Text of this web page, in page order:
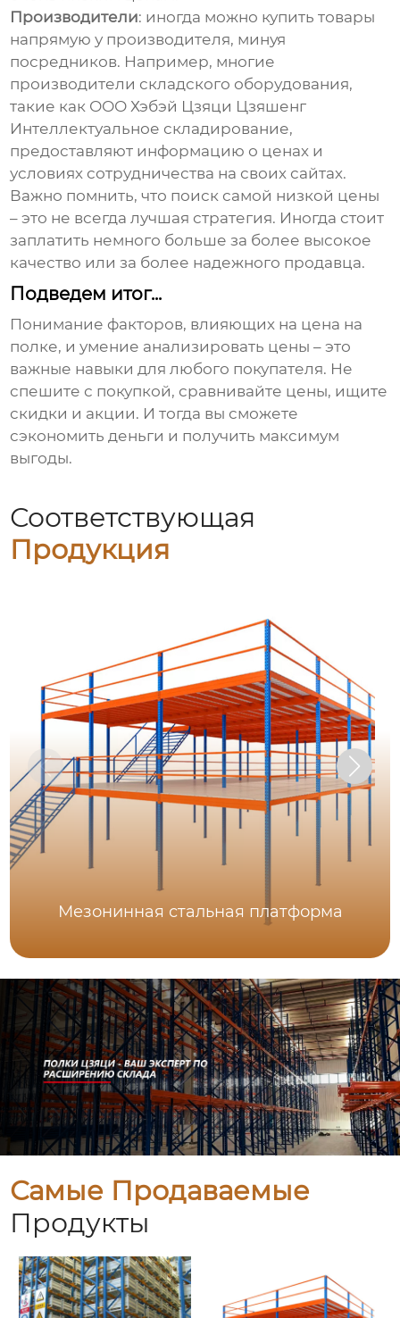
Производители: иногда можно купить товары
напрямую у производителя, минуя
посредников. Например, многие
производители складского оборудования,
такие как ООО Хэбэй Цзяци Цзяшенг
Интеллектуальное складирование,
предоставляют информацию о ценах и
условиях сотрудничества на своих сайтах.
Важно помнить, что поиск самой низкой цены
– это не всегда лучшая стратегия. Иногда стоит
заплатить немного больше за более высокое
качество или за более надежного продавца.
Подведем итог...
Понимание факторов, влияющих на цена на
полке, и умение анализировать цены – это
важные навыки для любого покупателя. Не
спешите с покупкой, сравнивайте цены, ищите
скидки и акции. И тогда вы сможете
сэкономить деньги и получить максимум
выгоды.
Соответствующая
Продукция
Мезонинная стальная платформа
Самые Продаваемые
Продукты